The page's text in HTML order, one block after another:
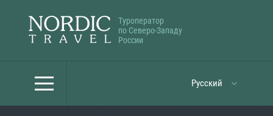
Туроператор
по Северо-Западу
России
Русский